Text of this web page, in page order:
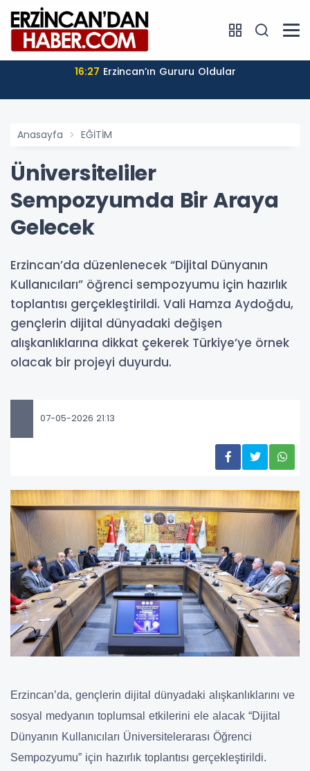
16:27 Erzincan’ın Gururu Oldular
Anasayfa EĞİTİM
Üniversiteliler
Sempozyumda Bir Araya
Gelecek
Erzincan’da düzenlenecek “Dijital Dünyanın
Kullanıcıları” öğrenci sempozyumu için hazırlık
toplantısı gerçekleştirildi. Vali Hamza Aydoğdu,
gençlerin dijital dünyadaki değişen
alışkanlıklarına dikkat çekerek Türkiye’ye örnek
olacak bir projeyi duyurdu.
07-05-2026 21:13
Erzincan’da, gençlerin dijital dünyadaki alışkanlıklarını ve
sosyal medyanın toplumsal etkilerini ele alacak “Dijital
Dünyanın Kullanıcıları Üniversitelerarası Öğrenci
Sempozyumu” için hazırlık toplantısı gerçekleştirildi.